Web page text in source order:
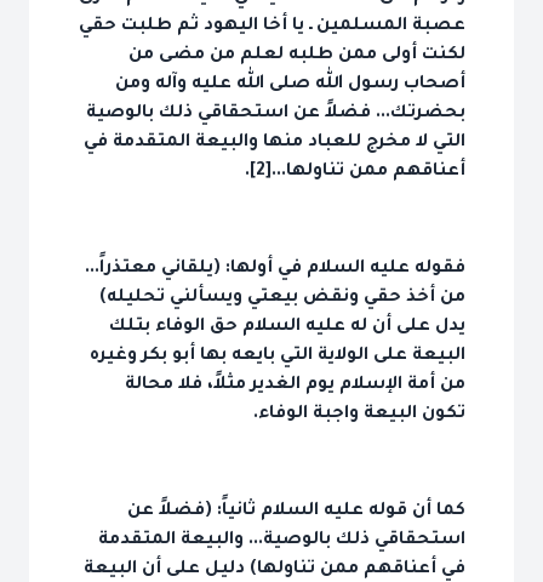
عصبة المسلمين ـ يا أخا اليهود ثم طلبت حقي
لكنت أولى ممن طلبه لعلم من مضى من
أصحاب رسول الله صلى الله عليه وآله ومن
بحضرتك... فضلاً عن استحقاقي ذلك بالوصية
التي لا مخرج للعباد منها والبيعة المتقدمة في
أعناقهم ممن تناولها...[2].
فقوله عليه السلام في أولها: (يلقاني معتذراً...
من أخذ حقي ونقض بيعتي ويسألني تحليله)
يدل على أن له عليه السلام حق الوفاء بتلك
البيعة على الولاية التي بايعه بها أبو بكر وغيره
من أمة الإسلام يوم الغدير مثلاً، فلا محالة
تكون البيعة واجبة الوفاء.
كما أن قوله عليه السلام ثانياً: (فضلاً عن
استحقاقي ذلك بالوصية... والبيعة المتقدمة
في أعناقهم ممن تناولها) دليل على أن البيعة